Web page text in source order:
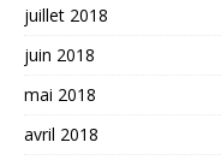
juillet 2018
juin 2018
mai 2018
avril 2018